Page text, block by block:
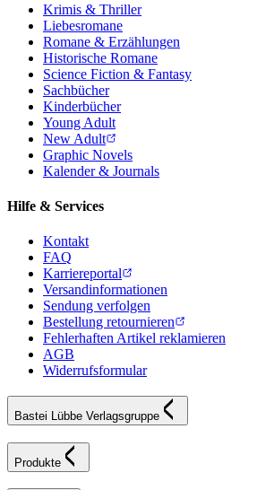
Krimis & Thriller
Liebesromane
Romane & Erzählungen
Historische Romane
Science Fiction & Fantasy
Sachbücher
Kinderbücher
Young Adult
New Adult
Graphic Novels
Kalender & Journals
Hilfe & Services
Kontakt
FAQ
Karriereportal
Versandinformationen
Sendung verfolgen
Bestellung retournieren
Fehlerhaften Artikel reklamieren
AGB
Widerrufsformular
Bastei Lübbe Verlagsgruppe
Produkte